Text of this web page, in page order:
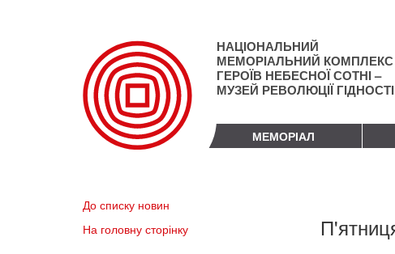
НАЦІОНАЛЬНИЙ
МЕМОРІАЛЬНИЙ КОМПЛЕКС
ГЕРОЇВ НЕБЕСНОЇ СОТНІ –
МУЗЕЙ РЕВОЛЮЦІЇ ГІДНОСТІ
МЕМОРІАЛ
До списку новин
На головну сторінку